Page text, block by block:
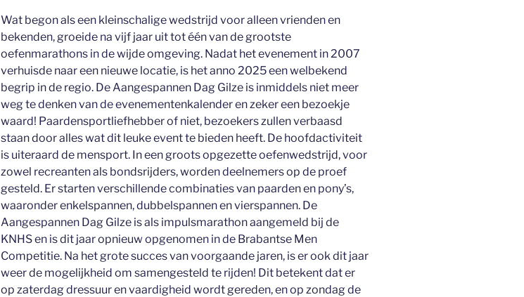
Wat begon als een kleinschalige wedstrijd voor alleen vrienden en
bekenden, groeide na vijf jaar uit tot één van de grootste
oefenmarathons in de wijde omgeving. Nadat het evenement in 2007
verhuisde naar een nieuwe locatie, is het anno 2025 een welbekend
begrip in de regio. De Aangespannen Dag Gilze is inmiddels niet meer
weg te denken van de evenementenkalender en zeker een bezoekje
waard! Paardensportliefhebber of niet, bezoekers zullen verbaasd
staan door alles wat dit leuke event te bieden heeft. De hoofdactiviteit
is uiteraard de mensport. In een groots opgezette oefenwedstrijd, voor
zowel recreanten als bondsrijders, worden deelnemers op de proef
gesteld. Er starten verschillende combinaties van paarden en pony’s,
waaronder enkelspannen, dubbelspannen en vierspannen. De
Aangespannen Dag Gilze is als impulsmarathon aangemeld bij de
KNHS en is dit jaar opnieuw opgenomen in de Brabantse Men
Competitie. Na het grote succes van voorgaande jaren, is er ook dit jaar
weer de mogelijkheid om samengesteld te rijden! Dit betekent dat er
op zaterdag dressuur en vaardigheid wordt gereden, en op zondag de